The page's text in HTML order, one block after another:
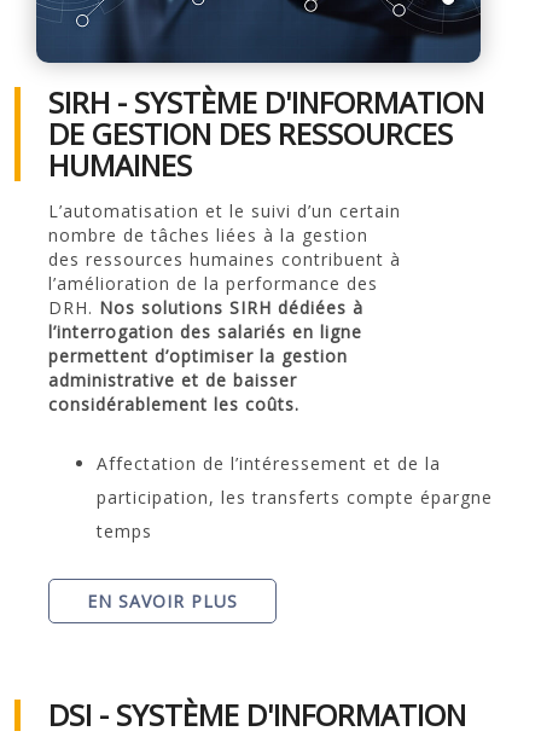
SIRH - SYSTÈME D'INFORMATION
DE GESTION DES RESSOURCES
HUMAINES
L’automatisation et le suivi d’un certain
nombre de tâches liées à la gestion
des ressources humaines contribuent à
l’amélioration de la performance des
DRH. Nos solutions SIRH dédiées à
l’interrogation des salariés en ligne
permettent d’optimiser la gestion
administrative et de baisser
considérablement les coûts.
Affectation de l’intéressement et de la
participation, les transferts compte épargne
temps
EN SAVOIR PLUS
DSI - SYSTÈME D'INFORMATION